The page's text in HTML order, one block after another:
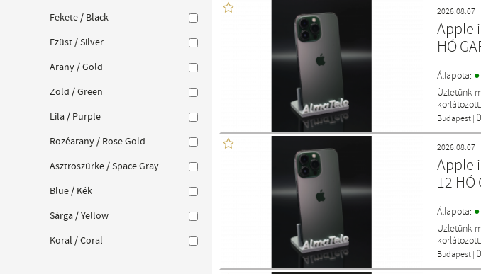
2026.08.07
Apple
HÓ
Állapota: ●
Üzletünk
Budapest |
2026.08.07
Apple
12 HÓ
Állapota: ●
Üzletünk
Budapest |
Fekete / Black
Ezüst / Silver
Arany / Gold
Zöld / Green
Lila / Purple
Rozéarany / Rose Gold
Asztroszürke / Space Gray
Blue / Kék
Sárga / Yellow
Koral / Coral